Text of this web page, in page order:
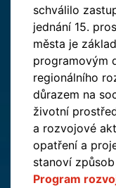
schválilo
jednání 15.
města je
programovým
regionálního
důrazem na
životní
a rozvojové
opatření a
stanoví
Program